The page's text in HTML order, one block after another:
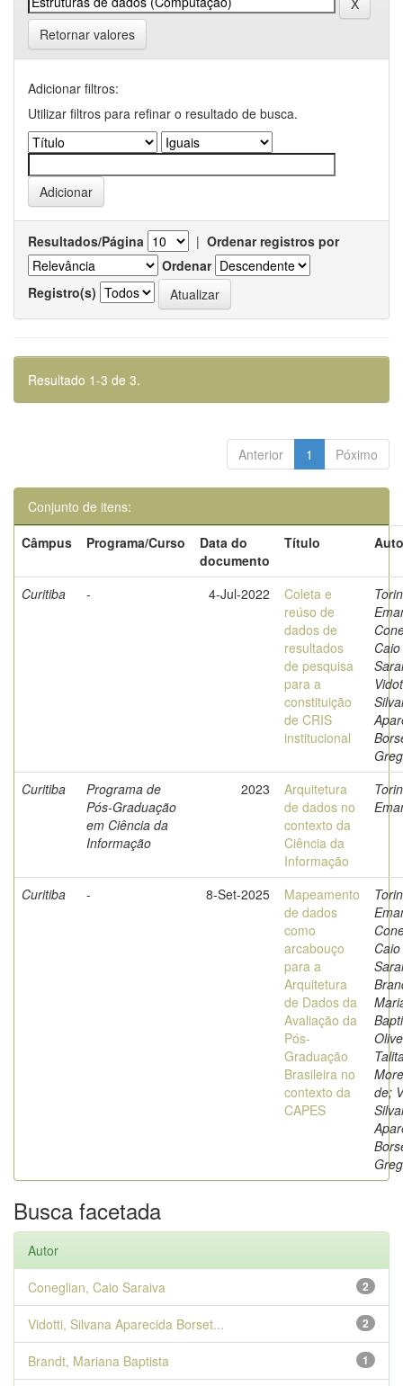
Retornar valores
Adicionar filtros:
Utilizar filtros para refinar o resultado de busca.
Resultados/Página | Ordenar registros por
Ordenar
Registro(s)
Resultado 1-3 de 3.
Anterior 1 Póximo
Conjunto de itens:
Câmpus
Programa/Curso
Data do
documento
Título
Curitiba - 4-Jul-2022
Coleta e
reúso de
dados de
resultados
de pesquisa
para a
constituição
de CRIS
institucional
Caio
Curitiba
Programa de
Pós-Graduação
em Ciência da
Informação
2023
Arquitetura
de dados no
contexto da
Ciência da
Informação
Curitiba - 8-Set-2025
Mapeamento
de dados
como
arcabouço
para a
Arquitetura
de Dados da
Avaliação da
Pós-
Graduação
Brasileira no
contexto da
CAPES
Caio
de;
Busca facetada
Autor
2
Coneglian, Caio Saraiva
2
Vidotti, Silvana Aparecida Borset...
1
Brandt, Mariana Baptista